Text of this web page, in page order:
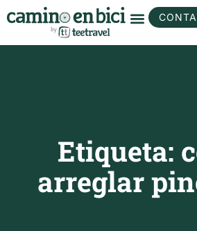
Etiqueta:
arreglar